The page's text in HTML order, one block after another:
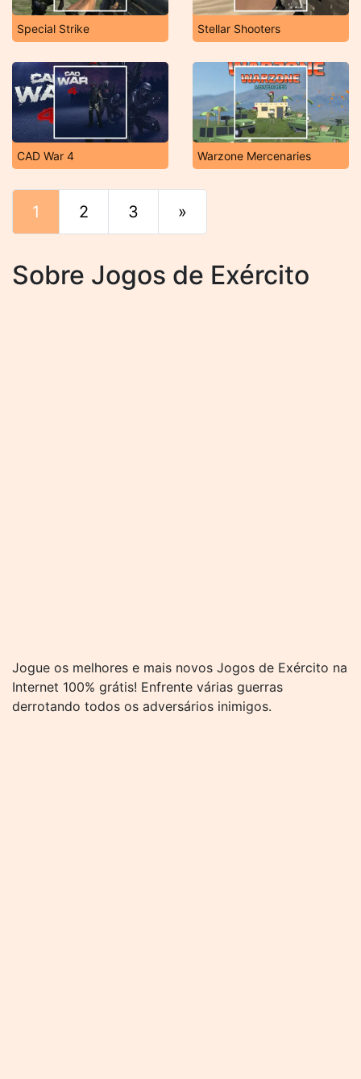
Special Strike Stellar Shooters
CAD War 4 Warzone Mercenaries
1 2 3 »
Sobre Jogos de Exército
Jogue os melhores e mais novos Jogos de Exército na
Internet 100% grátis! Enfrente várias guerras
derrotando todos os adversários inimigos.